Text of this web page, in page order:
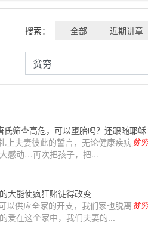
搜索： 全部 近期讲章
氏筛查高危，可以堕胎吗？还跟随耶稣
上夫妻彼此的誓言，无论健康疾病贫穷
感动…再次把孩子，把...
大能使疯狂赌徒得改变
以供应全家的开支，我们家也脱离 贫穷
爱在这个家中，我们夫妻的...